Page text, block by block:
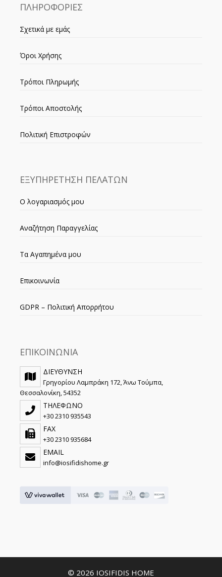
ΠΛΗΡΟΦΟΡΙΕΣ
Σχετικά με εμάς
Όροι Χρήσης
Τρόποι Πληρωμής
Τρόποι Αποστολής
Πολιτική Επιστροφών
ΕΞΥΠΗΡΕΤΗΣΗ ΠΕΛΑΤΩΝ
Ο λογαριασμός μου
Αναζήτηση Παραγγελίας
Τα Αγαπημένα μου
Επικοινωνία
GDPR – Πολιτική Απορρήτου
ΕΠΙΚΟΙΝΩΝΙΑ
ΔΙΕΥΘΥΝΣΗ
Γρηγορίου Λαμπράκη 172, Άνω Τούμπα,
Θεσσαλονίκη, 54352
ΤΗΛΕΦΩΝΟ
+30 2310 935543
FAX
+30 2310 935684
EMAIL
info@iosifidishome.gr
© 2026 IOSIFIDIS HOME